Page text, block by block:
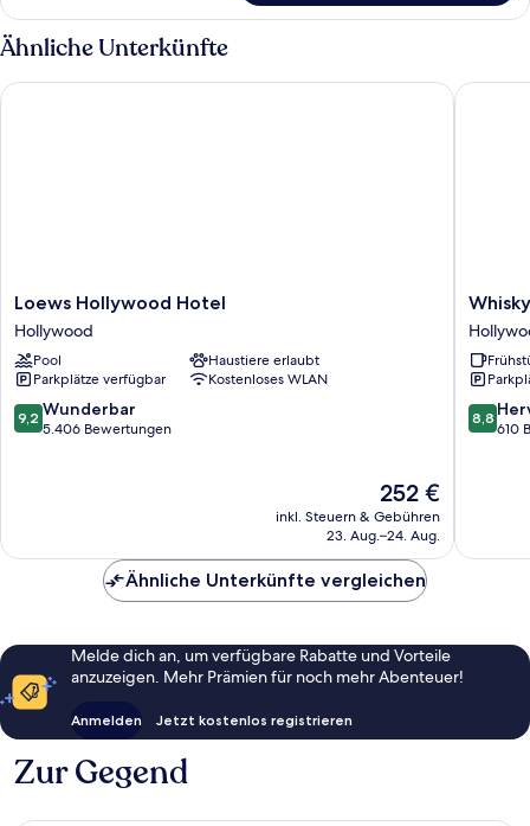
Zimmer,
2 Doppelbetten,
barrierearm
Ähnliche Unterkünfte
Loews
Hollywood
Hotel
Hollywood
Loews Hollywood Hotel
Hollywood
Pool
Haustiere erlaubt
Parkplätze verfügbar
Kostenloses WLAN
9.2
von
9,2 Wunderbar
5.406 Bewertungen
Der
Preis
beträgt
252 €
inkl. Steuern & Gebühren
23. Aug.–24. Aug.
Loews Hollywood Hotel
Whisky
Hotel
8.8
von
8,8
610
Whisky
Ähnliche Unterkünfte vergleichen
Melde dich an, um verfügbare Rabatte und Vorteile
anzuzeigen. Mehr Prämien für noch mehr Abenteuer!
Anmelden Jetzt kostenlos registrieren
Zur Gegend